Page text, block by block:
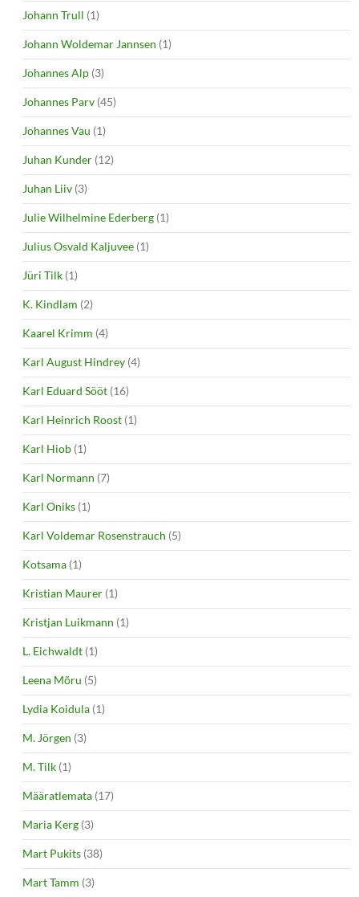
Johann Trull (1)
Johann Woldemar Jannsen (1)
Johannes Alp (3)
Johannes Parv (45)
Johannes Vau (1)
Juhan Kunder (12)
Juhan Liiv (3)
Julie Wilhelmine Ederberg (1)
Julius Osvald Kaljuvee (1)
Jüri Tilk (1)
K. Kindlam (2)
Kaarel Krimm (4)
Karl August Hindrey (4)
Karl Eduard Sööt (16)
Karl Heinrich Roost (1)
Karl Hiob (1)
Karl Normann (7)
Karl Oniks (1)
Karl Voldemar Rosenstrauch (5)
Kotsama (1)
Kristian Maurer (1)
Kristjan Luikmann (1)
L. Eichwaldt (1)
Leena Mõru (5)
Lydia Koidula (1)
M. Jörgen (3)
M. Tilk (1)
Määratlemata (17)
Maria Kerg (3)
Mart Pukits (38)
Mart Tamm (3)